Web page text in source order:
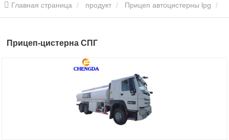
Главная страница продукт Прицеп автоцистерны lpg
Прицеп-цистерна СПГ